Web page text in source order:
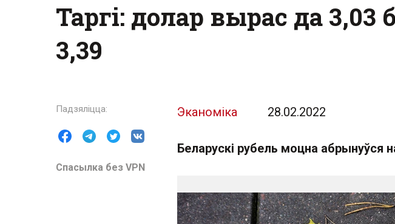
Таргі: долар вырас да 3,03
3,39
Спасылка без VPN
Эканоміка 28.02.2022
Беларускі рубель моцна абрынуўся